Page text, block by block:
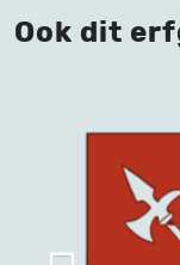
Ook dit